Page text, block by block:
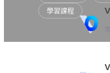
學習課程